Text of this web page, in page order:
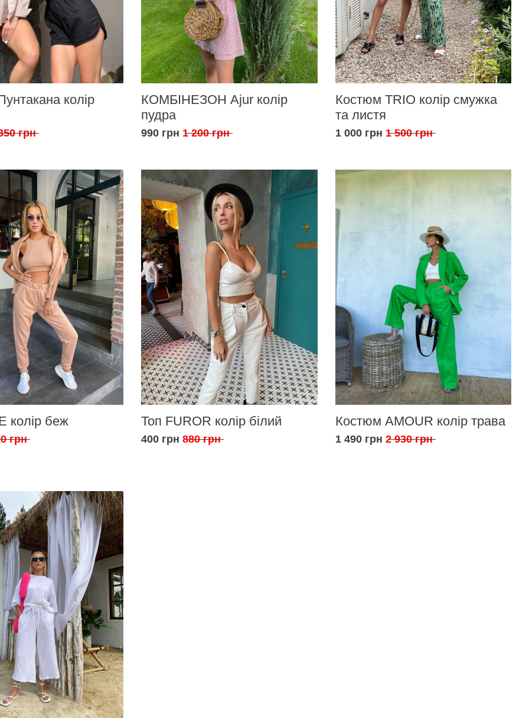
колір
грн
КОМБІНЕЗОН Ajur колір
пудра
990 грн 1 200 грн
Костюм TRIO колір смужка
та листя
1 000 грн 1 500 грн
колір беж
грн
Топ FUROR колір білий
400 грн 880 грн
Костюм AMOUR колір трава
1 490 грн 2 930 грн